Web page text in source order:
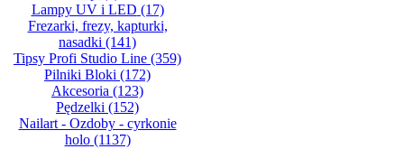
Lampy UV i LED (17)
Frezarki, frezy, kapturki,
nasadki (141)
Tipsy Profi Studio Line (359)
Pilniki Bloki (172)
Akcesoria (123)
Pędzelki (152)
Nailart - Ozdoby - cyrkonie
holo(1137)